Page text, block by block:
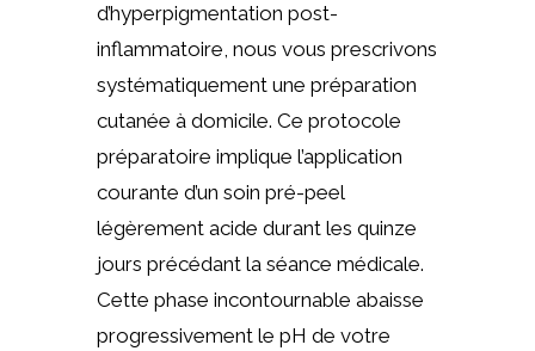
d’hyperpigmentation post-
inflammatoire, nous vous prescrivons
systématiquement une préparation
cutanée à domicile. Ce protocole
préparatoire implique l’application
courante d’un soin pré-peel
légèrement acide durant les quinze
jours précédant la séance médicale.
Cette phase incontournable abaisse
progressivement le pH de votre